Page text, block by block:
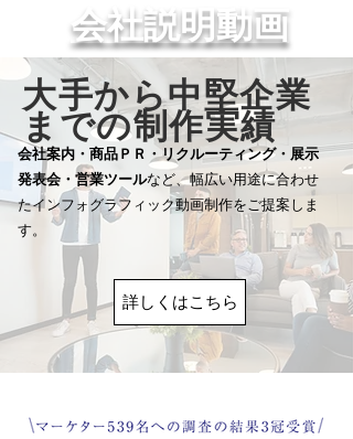
会社説明動画
​大手から中堅企業
までの制作実績
会社案内・商品ＰＲ・リクルーティング・展示
発表会・ 営業ツールなど、幅広い用途に合わせ
たインフォグラフィック動画制作をご提案しま
す。
詳しくはこちら